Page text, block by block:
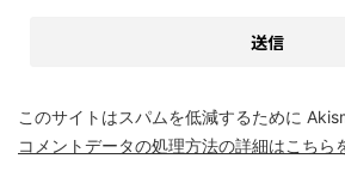
このサイトはスパムを低減するために
コメントデータの処理方法の詳細はこちら